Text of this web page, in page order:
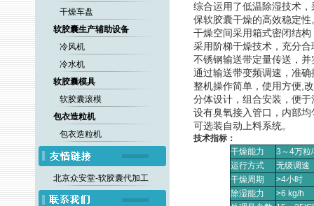
干燥车盘
软胶囊生产辅助设备
冷风机
冷水机
软胶囊模具
软胶囊滚模
包衣造粒机
包衣造粒机
北京众安堂-软胶囊代加工
综合运用了低温除湿技术
保软胶囊干燥的高效稳定
干燥空间采用箱式密闭结
采用阶梯干燥技术，充分
不锈钢输送带定量传送，
通过输送带变频调速，准
整机操作简单，使用方便,
分体设计，组合安装，便
设有臭氧接入管口，内部
可选装自动上料系统。
技术指标：
干燥能力
3～4万粒
运行方式
无级调速
干燥周期
>4小时
除湿能力
>6 kg/h